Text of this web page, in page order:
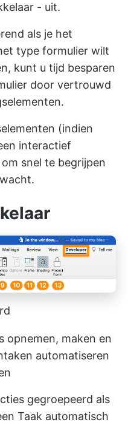
- uit.
als je het
type formulier wilt
kunt u tijd besparen
door vertrouwd
(indien
interactief
snel te begrijpen
opnemen, maken en
taken automatiseren
gegroepeerd als
Taak automatisch